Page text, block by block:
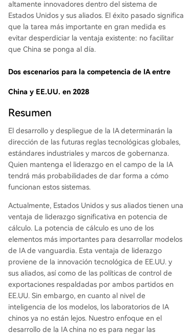
altamente innovadores dentro del sistema de
Estados Unidos y sus aliados. El éxito pasado significa
que la tarea más importante en gran medida es
evitar desperdiciar la ventaja existente: no facilitar
que China se ponga al día.
Dos escenarios para la competencia de IA entre
China y EE.UU. en 2028
Resumen
El desarrollo y despliegue de la IA determinarán la
dirección de las futuras reglas tecnológicas globales,
estándares industriales y marcos de gobernanza.
Quien mantenga el liderazgo en el campo de la IA
tendrá más probabilidades de dar forma a cómo
funcionan estos sistemas.
Actualmente, Estados Unidos y sus aliados tienen una
ventaja de liderazgo significativa en potencia de
cálculo. La potencia de cálculo es uno de los
elementos más importantes para desarrollar modelos
de IA de vanguardia. Esta ventaja de liderazgo
proviene de la innovación tecnológica de EE.UU. y
sus aliados, así como de las políticas de control de
exportaciones respaldadas por ambos partidos en
EE.UU. Sin embargo, en cuanto al nivel de
inteligencia de los modelos, los laboratorios de IA
chinos ya no están lejos. Nuestro enfoque en el
desarrollo de la IA china no es para negar las